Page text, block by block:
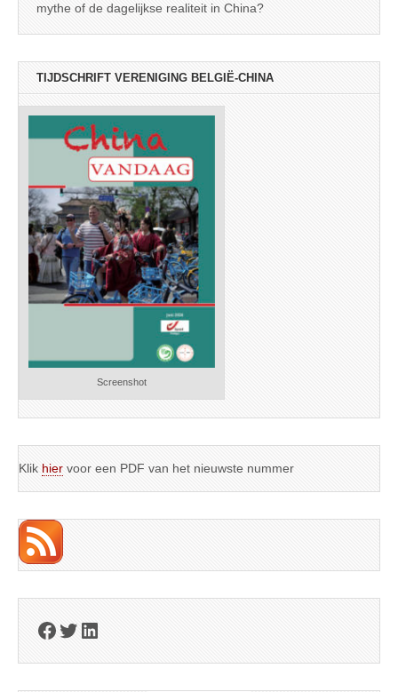
mythe of de dagelijkse realiteit in China?
TIJDSCHRIFT VERENIGING BELGIË-CHINA
Screenshot
Klik hier voor een PDF van het nieuwste nummer
Facebook
Twitter
LinkedIn